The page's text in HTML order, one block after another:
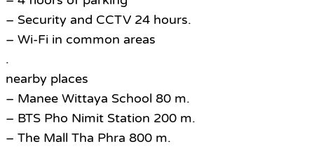
– Security and CCTV 24 hours.
– Wi-Fi in common areas
.
nearby places
– Manee Wittaya School 80 m.
– BTS Pho Nimit Station 200 m.
– The Mall Tha Phra 800 m.